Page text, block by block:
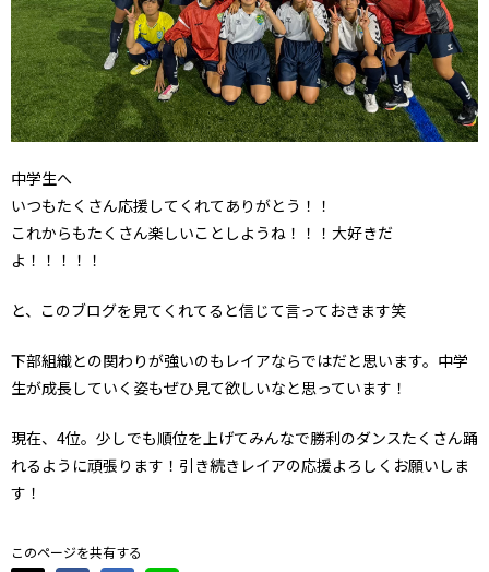
中学生へ
いつもたくさん応援してくれてありがとう！！
これからもたくさん楽しいことしようね！！！大好きだ
よ！！！！！
と、このブログを見てくれてると信じて言っておきます笑
下部組織との関わりが強いのもレイアならではだと思います。中学
生が成長していく姿もぜひ見て欲しいなと思っています！
現在、4位。少しでも順位を上げてみんなで勝利のダンスたくさん踊
れるように頑張ります！引き続きレイアの応援よろしくお願いしま
す！
このページを共有する